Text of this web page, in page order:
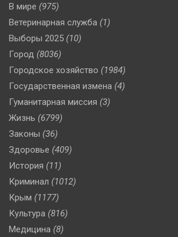
В мире (975)
Ветеринарная служба (1)
Выборы 2025 (10)
Город (8036)
Городское хозяйство (1984)
Государственная измена (4)
Гуманитарная миссия (3)
Жизнь (6799)
Законы (36)
Здоровье (409)
История (11)
Криминал (1012)
Крым (1177)
Культура (816)
Медицина (8)